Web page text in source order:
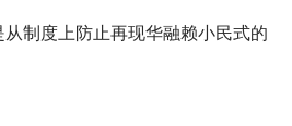
制度上防止再现华融赖小民式的